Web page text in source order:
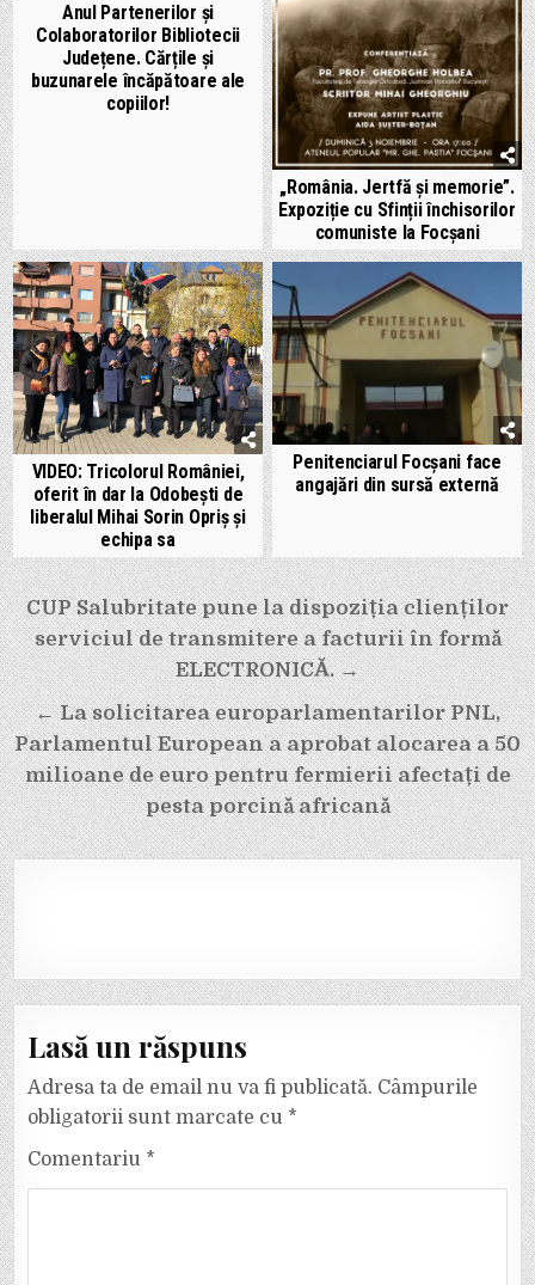
Anul Partenerilor și
Colaboratorilor Bibliotecii
Județene. Cărțile și
buzunarele încăpătoare ale
copiilor!
„România. Jertfă și memorie”.
Expoziție cu Sfinții închisorilor
comuniste la Focșani
VIDEO: Tricolorul României,
oferit în dar la Odobești de
liberalul Mihai Sorin Opriș și
echipa sa
Penitenciarul Focșani face
angajări din sursă externă
Navigare
în
articole
CUP Salubritate pune la dispoziția clienților
serviciul de transmitere a facturii în formă
ELECTRONICĂ. →
← La solicitarea europarlamentarilor PNL,
Parlamentul European a aprobat alocarea a 50
milioane de euro pentru fermierii afectați de
pesta porcină africană
Lasă un răspuns
Adresa ta de email nu va fi publicată. Câmpurile
obligatorii sunt marcate cu *
Comentariu *